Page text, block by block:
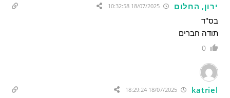
ירון, החלום 18/07/2025 10:32:58
בס"ד
תודה חברים
0
katriel
18/07/2025 18:29:24